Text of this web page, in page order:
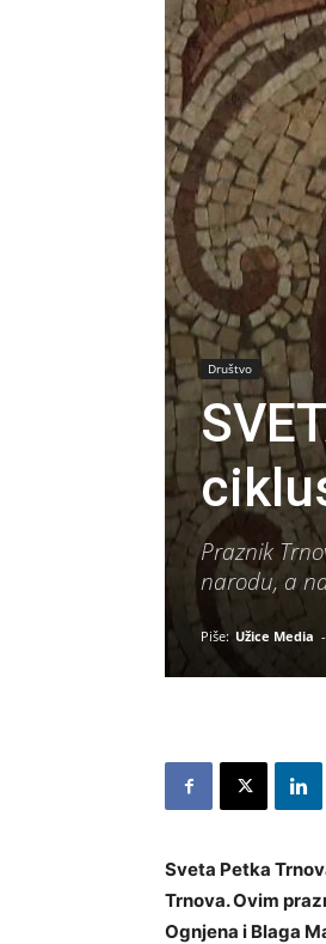
Društvo
Praznik
narodu, a
Piše: Užice Media -
Sveta Petka
Trnova. Ovim
Ognjena i Blaga